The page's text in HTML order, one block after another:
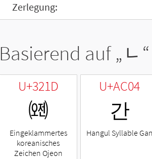
Zerlegung:
Basierend auf „ ᆫ
U+321D
㈝
Eingeklammertes
koreanisches
Zeichen Ojeon
U+AC04
간
Hangul Syllable Gan